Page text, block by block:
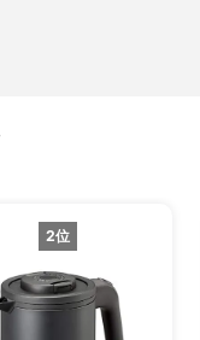
2位